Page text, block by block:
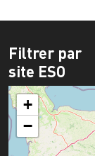
Filtrer par
site ESO
+
−